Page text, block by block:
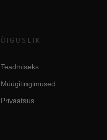
ÕIGUSLIK
Teadmiseks
Müügitingimused
Privaatsus